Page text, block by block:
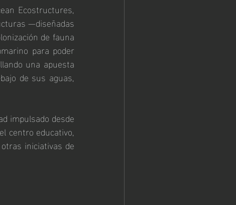
Ecostructures,
—diseñadas
de fauna
para poder
una apuesta
de sus aguas,
impulsado desde
centro educativo,
iniciativas de